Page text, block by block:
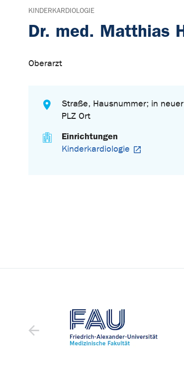
KINDERKARDIOLOGIE
Dr. med. Matthias
Oberarzt
Straße, Hausnummer; in
PLZ Ort
Einrichtungen
Kinderkardiologie